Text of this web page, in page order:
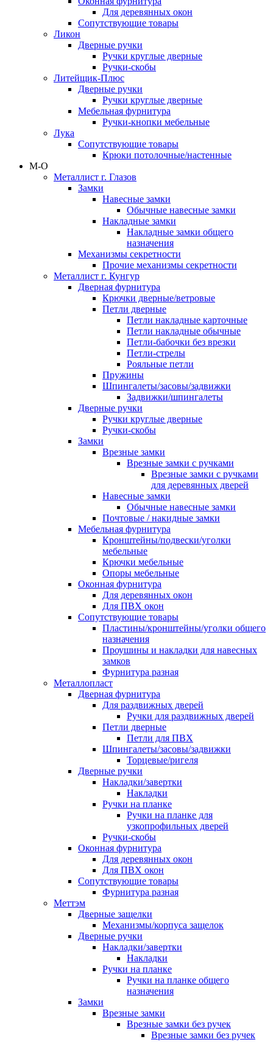
Для деревянных окон
Сопутствующие товары
Ликон
Дверные ручки
Ручки круглые дверные
Ручки-скобы
Литейщик-Плюс
Дверные ручки
Ручки круглые дверные
Мебельная фурнитура
Ручки-кнопки мебельные
Лука
Сопутствующие товары
Крюки потолочные/настенные
М-О
Металлист г. Глазов
Замки
Навесные замки
Обычные навесные замки
Накладные замки
Накладные замки общего
назначения
Механизмы секретности
Прочие механизмы секретности
Металлист г. Кунгур
Дверная фурнитура
Крючки дверные/ветровые
Петли дверные
Петли накладные карточные
Петли накладные обычные
Петли-бабочки без врезки
Петли-стрелы
Рояльные петли
Пружины
Шпингалеты/засовы/задвижки
Задвижки/шпингалеты
Дверные ручки
Ручки круглые дверные
Ручки-скобы
Замки
Врезные замки
Врезные замки с ручками
Врезные замки с ручками
для деревянных дверей
Навесные замки
Обычные навесные замки
Почтовые / накидные замки
Мебельная фурнитура
Кронштейны/подвески/уголки
мебельные
Крючки мебельные
Опоры мебельные
Оконная фурнитура
Для деревянных окон
Для ПВХ окон
Сопутствующие товары
Пластины/кронштейны/уголки общего
назначения
Проушины и накладки для навесных
замков
Фурнитура разная
Металлопласт
Дверная фурнитура
Для раздвижных дверей
Ручки для раздвижных дверей
Петли дверные
Петли для ПВХ
Шпингалеты/засовы/задвижки
Торцевые/ригеля
Дверные ручки
Накладки/завертки
Накладки
Ручки на планке
Ручки на планке для
узкопрофильных дверей
Ручки-скобы
Оконная фурнитура
Для деревянных окон
Для ПВХ окон
Сопутствующие товары
Фурнитура разная
Меттэм
Дверные защелки
Механизмы/корпуса защелок
Дверные ручки
Накладки/завертки
Накладки
Ручки на планке
Ручки на планке общего
назначения
Замки
Врезные замки
Врезные замки без ручек
Врезные замки без ручек